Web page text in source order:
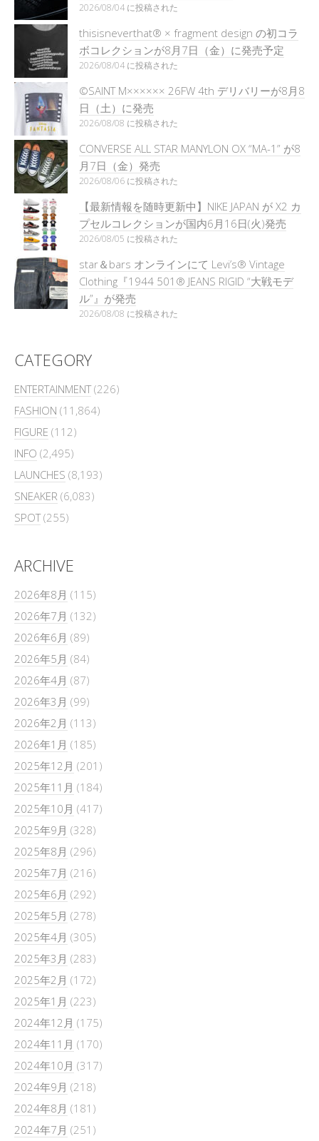
2026/08/04 に投稿された
thisisneverthat® × fragment design の初コラ
ボコレクションが8月7日（金）に発売予定
2026/08/04 に投稿された
©SAINT M×××××× 26FW 4th デリバリーが8月8
日（土）に発売
2026/08/08 に投稿された
CONVERSE ALL STAR MANYLON OX “MA-1” が8
月7日（金）発売
2026/08/06 に投稿された
【最新情報を随時更新中】NIKE JAPAN が X2 カ
プセルコレクションが国内6月16日(火)発売
2026/08/05 に投稿された
star＆bars オンラインにて Levi’s® Vintage
Clothing『1944 501® JEANS RIGID “大戦モデ
ル”』が発売
2026/08/08 に投稿された
CATEGORY
ENTERTAINMENT(226)
FASHION (11,864)
FIGURE (112)
INFO (2,495)
LAUNCHES (8,193)
SNEAKER (6,083)
SPOT(255)
ARCHIVE
2026年8月 (115)
2026年7月 (132)
2026年6月 (89)
2026年5月 (84)
2026年4月 (87)
2026年3月 (99)
2026年2月 (113)
2026年1月 (185)
2025年12月 (201)
2025年11月 (184)
2025年10月 (417)
2025年9月 (328)
2025年8月 (296)
2025年7月 (216)
2025年6月 (292)
2025年5月 (278)
2025年4月 (305)
2025年3月 (283)
2025年2月 (172)
2025年1月 (223)
2024年12月 (175)
2024年11月 (170)
2024年10月 (317)
2024年9月 (218)
2024年8月 (181)
2024年7月 (251)